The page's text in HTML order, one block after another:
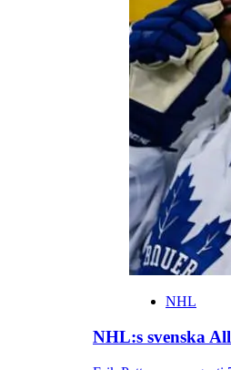
NHL
NHL:s svenska